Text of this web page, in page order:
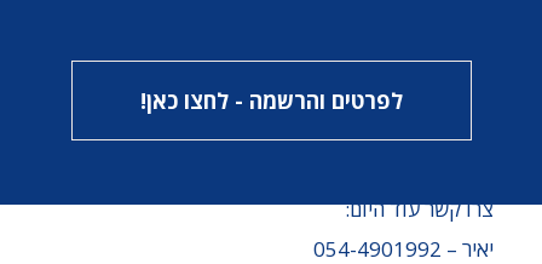
גבינות, טכניקות הכנה שונות, ואפשרויות אינסופיות
ליצירה קולינרית.
צרו קשר עוד היום:
יאיר – 054-4901992
לפרטים והרשמה - לחצו כאן!